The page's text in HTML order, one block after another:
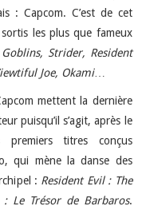
: Capcom. C’est de cet
les plus que fameux
Strider, Resident
Joe, Okami…
mettent la dernière
puisqu’il s’agit, après le
titres conçus
qui mène la danse des
: Resident Evil : The
Le Trésor de Barbaros.